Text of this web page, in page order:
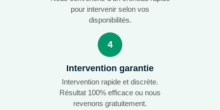
pour intervenir selon vos
disponibilités.
4
Intervention garantie
Intervention rapide et discrète.
Résultat 100% efficace ou nous
revenons gratuitement.